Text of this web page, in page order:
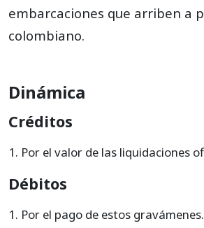
embarcaciones que arriben a
colombiano.
Dinámica
Créditos
Por el valor de las liquidaciones
Débitos
Por el pago de estos gravámenes.